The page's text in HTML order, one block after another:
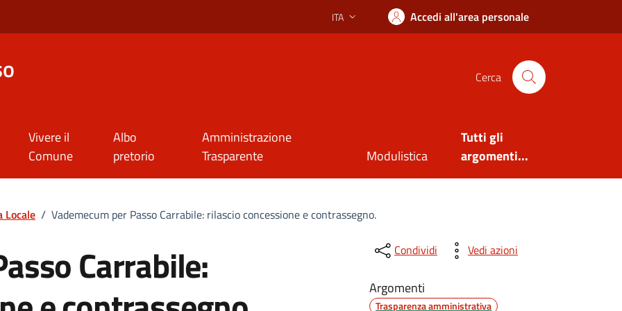
Lingua attiva:
ITA Accedi all'area personale
Cerca
Vivere il
Comune
Albo
pretorio
Amministrazione
Trasparente
Modulistica
Tutti gli
argomenti...
Locale / Vademecum per Passo Carrabile: rilascio concessione e contrassegno.
Carrabile:
Condividi Vedi azioni
Argomenti
Trasparenza amministrativa